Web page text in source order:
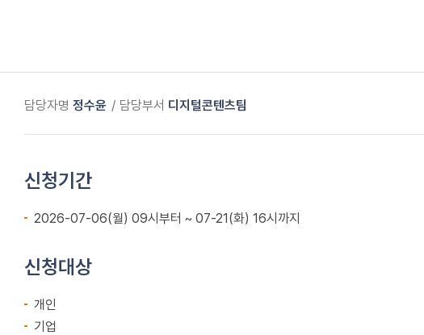
담당자명 정수윤 담당부서 디지털콘텐츠팀
신청기간
2026-07-06(월) 09시부터 ~ 07-21(화) 16시까지
신청대상
개인
기업